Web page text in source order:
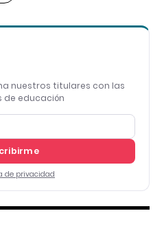
nuestros titulares con las
educación
de privacidad